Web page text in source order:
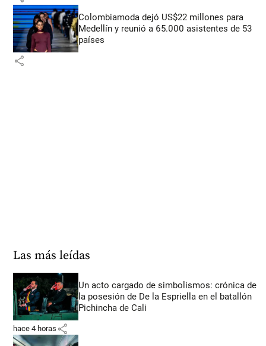
Colombiamoda dejó US$22 millones para
Medellín y reunió a 65.000 asistentes de 53
países
share
Las más leídas
Un acto cargado de simbolismos: crónica de
la posesión de De la Espriella en el batallón
Pichincha de Cali
hace 4 horas share